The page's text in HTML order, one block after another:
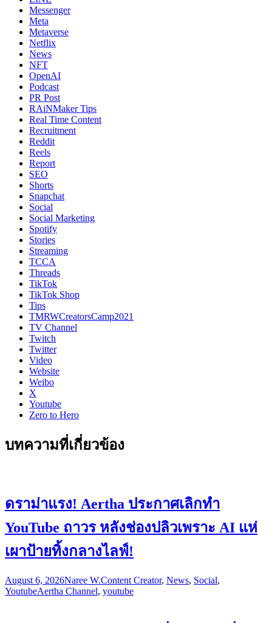
Messenger
Meta
Metaverse
Netflix
News
NFT
OpenAI
Podcast
PR Post
RAiNMaker Tips
Real Time Content
Recruitment
Reddit
Reels
Report
SEO
Shorts
Snapchat
Social
Social Marketing
Spotify
Stories
Streaming
TCCA
Threads
TikTok
TikTok Shop
Tips
TMRWCreatorsCamp2021
TV Channel
Twitch
Twitter
Video
Website
Weibo
X
Youtube
Zero to Hero
บทความที่เกี่ยวข้อง
ดราม่าแรง! Aertha ประกาศเลิกทำ
YouTube ถาวร หลังช่องปลิวเพราะ AI แห่
เผาป้ายทิ้งกลางไลฟ์!
August 6, 2026Naree W.Content Creator, News, Social,
YoutubeAertha Channel, youtube